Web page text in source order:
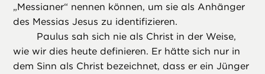
„Messianer“ nennen können, um sie als Anhänger
des Messias Jesus zu identifizieren.
Paulus sah sich nie als Christ in der Weise,
wie wir dies heute definieren. Er hätte sich nur in
dem Sinn als Christ bezeichnet, dass er ein Jünger